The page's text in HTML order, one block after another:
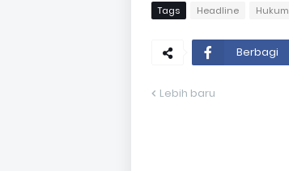
Tags Headline Hukum
Berbagi
Lebih baru